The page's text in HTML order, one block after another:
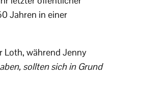
Jahren in einer
Loth, während Jenny
sollten sich in Grund